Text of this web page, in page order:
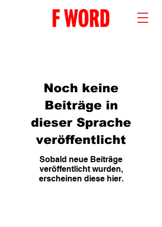
Noch keine
Beiträge in
dieser Sprache
veröffentlicht
Sobald neue Beiträge
veröffentlicht wurden,
erscheinen diese hier.